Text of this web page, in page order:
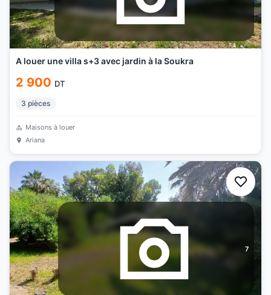
A louer une villa s+3 avec jardin à la Soukra
2 900 DT
3 pièces
Maisons à louer
Ariana
7